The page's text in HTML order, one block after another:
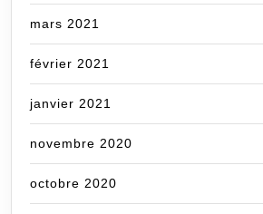
mars 2021
février 2021
janvier 2021
novembre 2020
octobre 2020